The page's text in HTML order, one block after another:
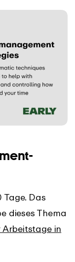
Das
dieses Thema
Arbeitstage in